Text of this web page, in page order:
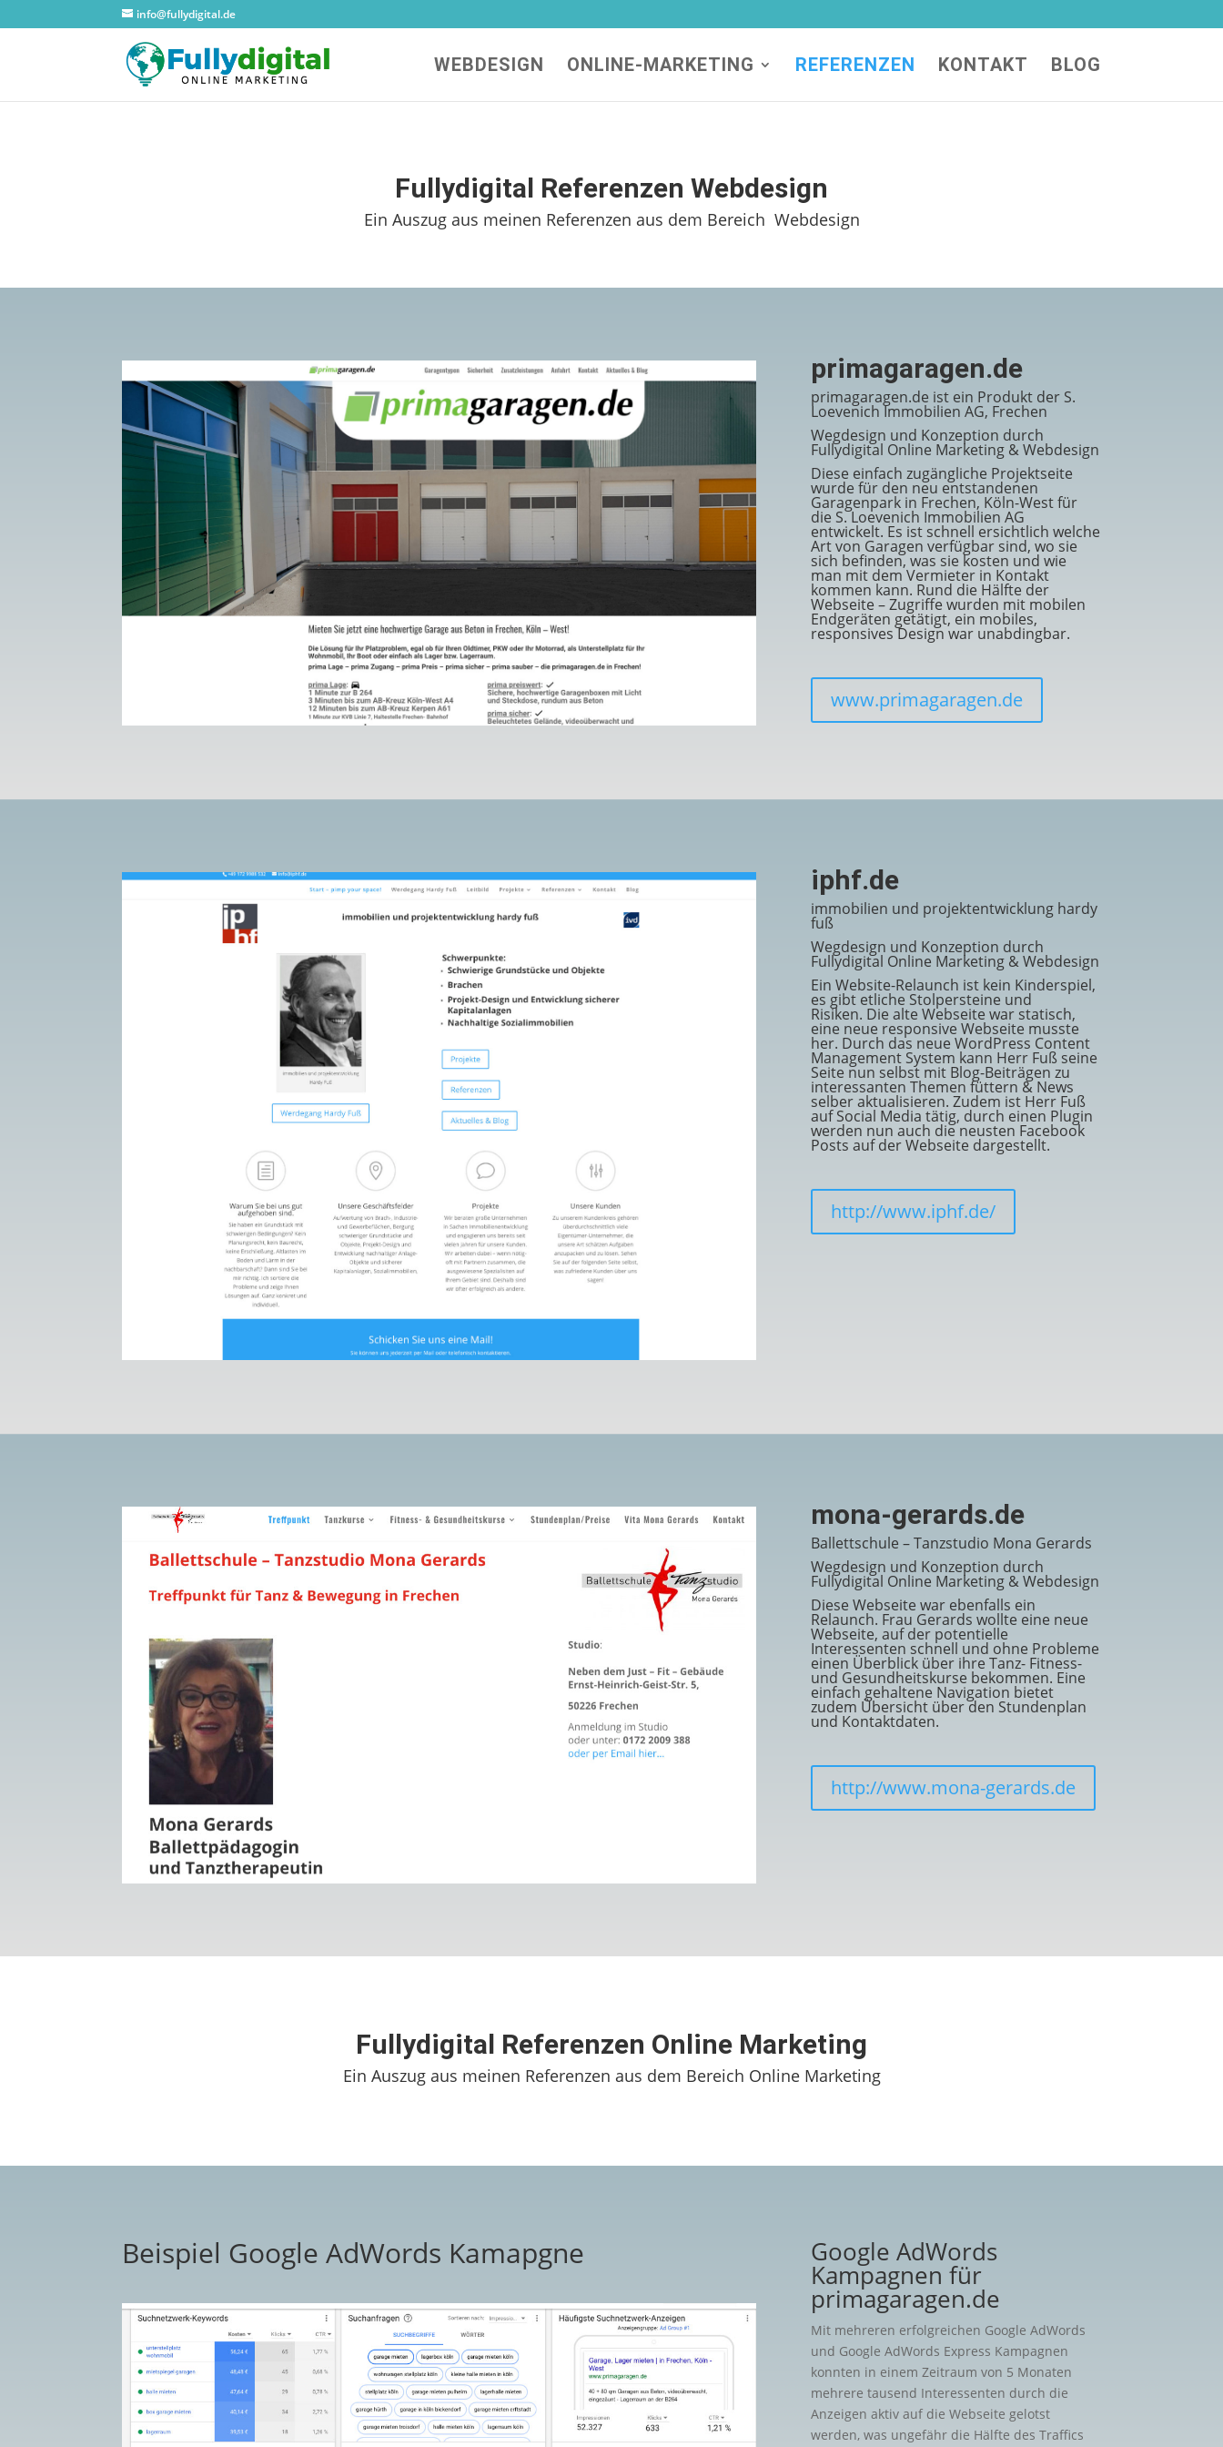
info@fullydigital.de
WEBDESIGN ONLINE-MARKETING REFERENZEN KONTAKT BLOG
Fullydigital Referenzen Webdesign
Ein Auszug aus meinen Referenzen aus dem Bereich Webdesign
primagaragen.de
primagaragen.de ist ein Produkt der S.
Loevenich Immobilien AG, Frechen
Wegdesign und Konzeption durch
Fullydigital Online Marketing & Webdesign
Diese einfach zugängliche Projektseite
wurde für den neu entstandenen
Garagenpark in Frechen, Köln-West für
die S. Loevenich Immobilien AG
entwickelt. Es ist schnell ersichtlich welche
Art von Garagen verfügbar sind, wo sie
sich befinden, was sie kosten und wie
man mit dem Vermieter in Kontakt
kommen kann. Rund die Hälfte der
Webseite – Zugriffe wurden mit mobilen
Endgeräten getätigt, ein mobiles,
responsives Design war unabdingbar.
www.primagaragen.de
iphf.de
immobilien und projektentwicklung hardy
fuß
Wegdesign und Konzeption durch
Fullydigital Online Marketing & Webdesign
Ein Website-Relaunch ist kein Kinderspiel,
es gibt etliche Stolpersteine und
Risiken. Die alte Webseite war statisch,
eine neue responsive Webseite musste
her. Durch das neue WordPress Content
Management System kann Herr Fuß seine
Seite nun selbst mit Blog-Beiträgen zu
interessanten Themen füttern & News
selber aktualisieren. Zudem ist Herr Fuß
auf Social Media tätig, durch einen Plugin
werden nun auch die neusten Facebook
Posts auf der Webseite dargestellt.
http://www.iphf.de/
mona-gerards.de
Ballettschule – Tanzstudio Mona Gerards
Wegdesign und Konzeption durch
Fullydigital Online Marketing & Webdesign
Diese Webseite war ebenfalls ein
Relaunch. Frau Gerards wollte eine neue
Webseite, auf der potentielle
Interessenten schnell und ohne Probleme
einen Überblick über ihre Tanz- Fitness-
und Gesundheitskurse bekommen. Eine
einfach gehaltene Navigation bietet
zudem Übersicht über den Stundenplan
und Kontaktdaten.
http://www.mona-gerards.de
Fullydigital Referenzen Online Marketing
Ein Auszug aus meinen Referenzen aus dem Bereich Online Marketing
Beispiel Google AdWords Kamapgne Google AdWords
Kampagnen für
primagaragen.de
Mit mehreren erfolgreichen Google AdWords
und Google AdWords Express Kampagnen
konnten in einem Zeitraum von 5 Monaten
mehrere tausend Interessenten durch die
Anzeigen aktiv auf die Webseite gelotst
werden, was ungefähr die Hälfte des Traffics